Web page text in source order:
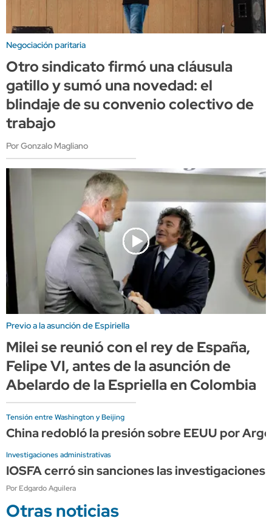
Negociación paritaria
Otro sindicato firmó una cláusula
gatillo y sumó una novedad: el
blindaje de su convenio colectivo de
trabajo
Por Gonzalo Magliano
Previo a la asunción de Espiriella
Milei se reunió con el rey de España,
Felipe VI, antes de la asunción de
Abelardo de la Espriella en Colombia
Tensión entre Washington y Beijing
China redobló la presión sobre EEUU por
Investigaciones administrativas
IOSFA cerró sin sanciones las
Por Edgardo Aguilera
Otras noticias